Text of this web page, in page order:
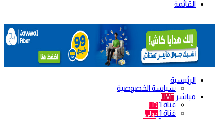
القائمة
الرئيسية
سياسة الخصوصية
مباشر LIVE
قناة 1 HD
قناة 1 دولي